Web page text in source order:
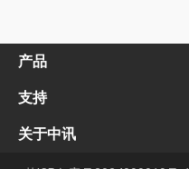
产品
支持
关于中讯